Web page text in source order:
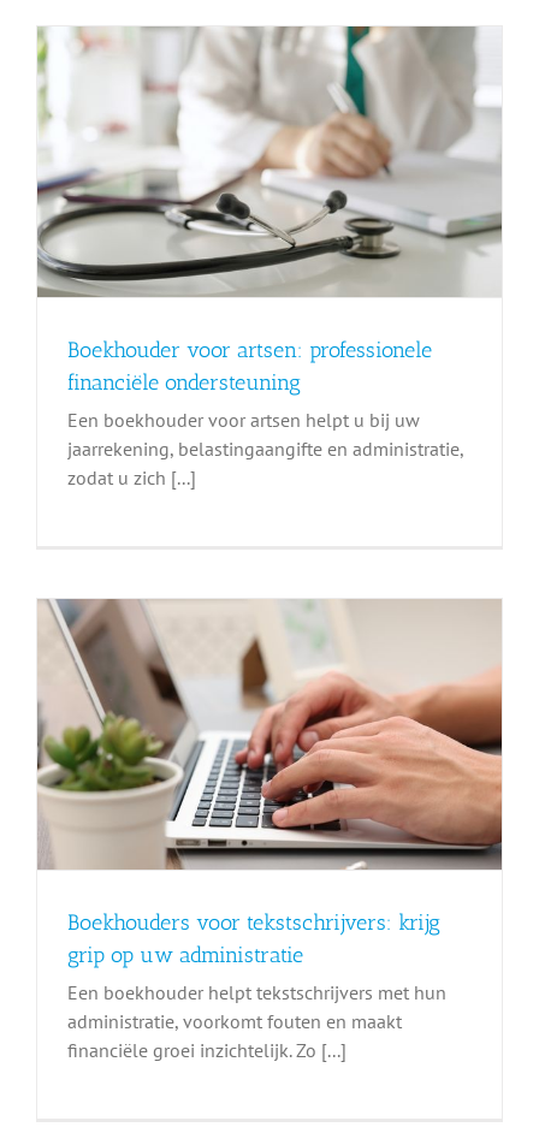
Boekhouder voor artsen: professionele
financiële ondersteuning
Een boekhouder voor artsen helpt u bij uw
jaarrekening, belastingaangifte en administratie,
zodat u zich [...]
Boekhouders voor tekstschrijvers: krijg
grip op uw administratie
Een boekhouder helpt tekstschrijvers met hun
administratie, voorkomt fouten en maakt
financiële groei inzichtelijk. Zo [...]